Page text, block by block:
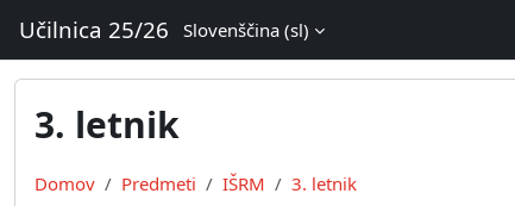
Učilnica 25/26 Slovenščina ‎(sl)‎
3. letnik
Domov Predmeti IŠRM 3. letnik